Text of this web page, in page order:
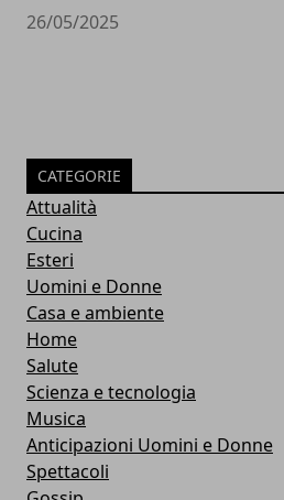
26/05/2025
CATEGORIE
Attualità
Cucina
Esteri
Uomini e Donne
Casa e ambiente
Home
Salute
Scienza e tecnologia
Musica
Anticipazioni Uomini e Donne
Spettacoli